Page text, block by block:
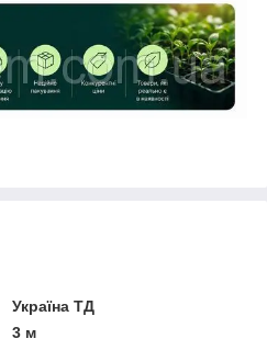
Україна ТД
3 м